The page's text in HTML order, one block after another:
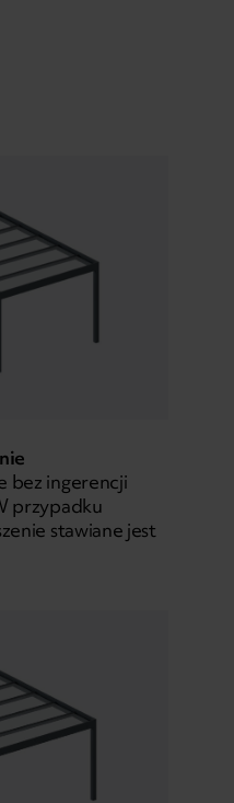
bez ingerencji
przypadku
stawiane jest